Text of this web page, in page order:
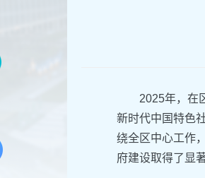
2025年，在
新时代中国特色
绕全区中心工作
府建设取得了显